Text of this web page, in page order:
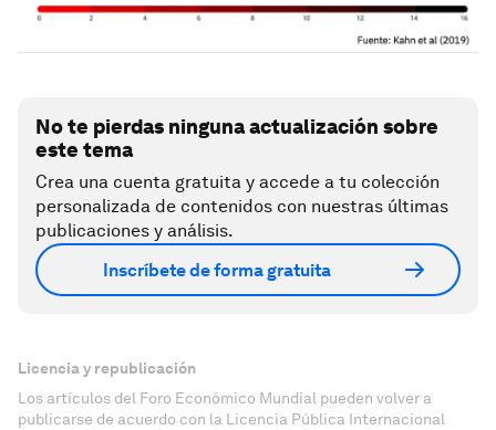
No te pierdas ninguna actualización sobre
este tema
Crea una cuenta gratuita y accede a tu colección
personalizada de contenidos con nuestras últimas
publicaciones y análisis.
Inscríbete de forma gratuita
Licencia y republicación
Los artículos del Foro Económico Mundial pueden volver a
publicarse de acuerdo con la Licencia Pública Internacional